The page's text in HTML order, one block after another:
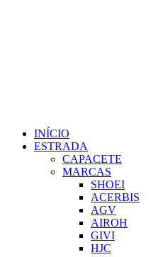
INÍCIO
ESTRADA
CAPACETE
MARCAS
SHOEI
ACERBIS
AGV
AIROH
GIVI
HJC